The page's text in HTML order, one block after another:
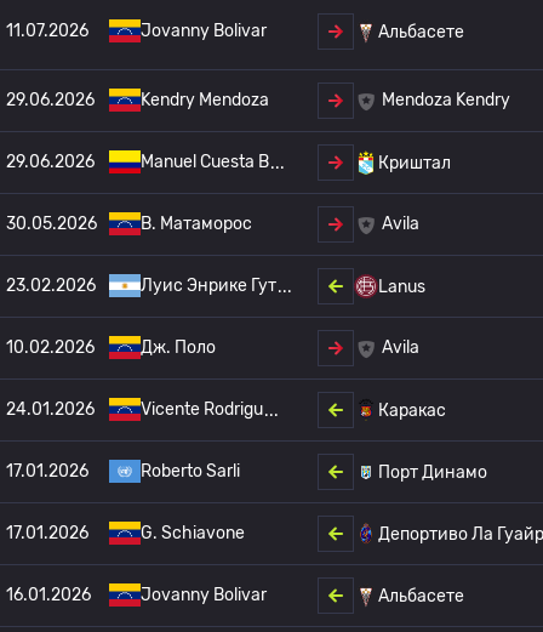
11.07.2026 Jovanny Bolivar Альбасете
29.06.2026 Kendry Mendoza Mendoza Kendry
29.06.2026 Manuel Cuesta B Криштал
30.05.2026 B. Матаморос Avila
23.02.2026 Луис Энрике Гут Lanus
10.02.2026 Дж. Поло Avila
24.01.2026 Vicente Rodrigu Каракас
17.01.2026 Roberto Sarli Порт Динамо
17.01.2026 G. Schiavone Депортиво Ла
16.01.2026 Jovanny Bolivar Альбасете